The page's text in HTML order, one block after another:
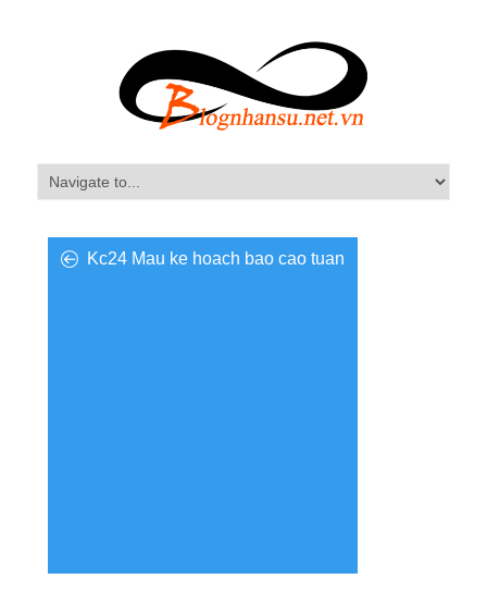
Kc24 Mau ke hoach bao cao tuan